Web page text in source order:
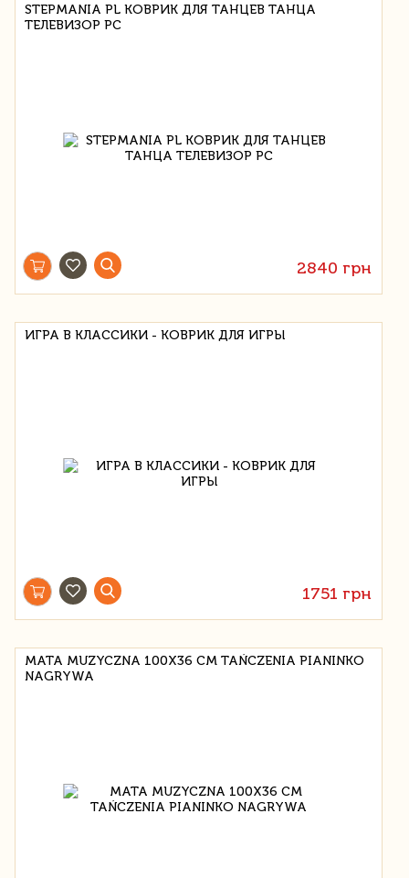
STEPMANIA PL КОВРИК ДЛЯ ТАНЦЕВ ТАНЦА
ТЕЛЕВИЗОР PC
2840 грн
ИГРА В КЛАССИКИ - КОВРИК ДЛЯ ИГРЫ
1751 грн
MATA MUZYCZNA 100X36 CM TAŃCZENIA PIANINKO
NAGRYWA